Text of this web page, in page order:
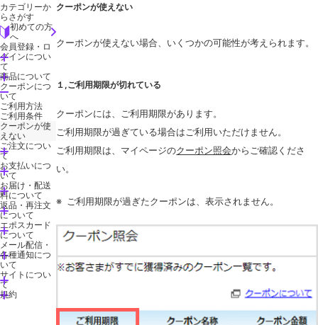
カテゴリーか
らさがす
初めての方
へ
会員登録・ロ
グインについ
て
商品について
クーポンにつ
いて
ご利用方法
ご利用条件
クーポンが使
えない
ご注文につい
て
お支払いにつ
いて
お届け・配送
料について
返品・再注文
について
エポスカード
について
メール配信・
各種通知につ
いて
サイトについ
て
規約
クーポンが使えない
クーポンが使えない場合、いくつかの可能性が考えられます。
１,ご利用期限が切れている
クーポンには、ご利用期限があります。
ご利用期限が過ぎている場合はご利用いただけません。
ご利用期限は、マイページのクーポン照会からご確認くださ
い。
※ ご利用期限が過ぎたクーポンは、表示されません。